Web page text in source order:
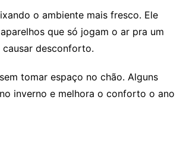
o ambiente mais fresco. Ele
que só jogam o ar pra um
causar desconforto.
tomar espaço no chão. Alguns
inverno e melhora o conforto o ano